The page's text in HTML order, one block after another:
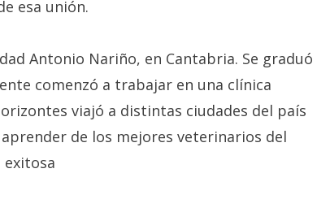
esa unión.
Antonio Nariño, en Cantabria. Se graduó
comenzó a trabajar en una clínica
viajó a distintas ciudades del país
de los mejores veterinarios del